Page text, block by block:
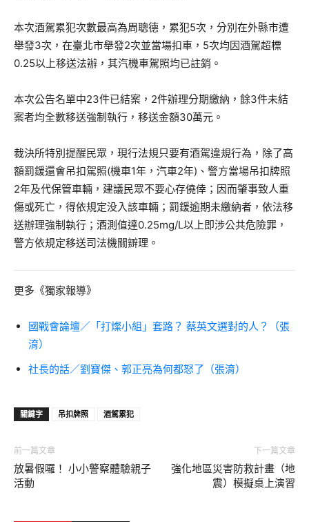
本次酒駕累犯次數最高為周聰德，累犯5次，分別在外縣市遭
舉發3次，在臺北市舉發2次並當場扣車，5次均因酒駕超標
0.25以上移送法辦，其汽機車駕照均已註銷。
本次公告名單中23件已結案，2件辦理分期繳納，餘3件未結
案者均全數移送強制執行，移送金額30萬元。
裁決所特別提醒民眾，現行法規只要有酒駕違規行為，除了高
額罰鍰還會吊扣駕照(機車1年，汽車2年)、警方當場吊扣牌照
2年及代保管車輛，建議民眾不要心存僥倖；因而肇事致人重
傷或死亡，得依規定没入該車輛；罰鍰逾期未繳納者，依法移
送辦理強制執行；酒測值達0.25mg/L以上即涉公共危險罪，
警方依規定移送司法機關辧理。
更多《獨家報導》
國戰會論壇／「打燦小組」套路？ 蔡英文選對的人？（張
淯）
社長的話／劉寶傑、郭正亮為何都怒了（張淯）
關鍵字 吊扣牌照 酒駕累犯
前一篇文章
放暑假囉！ 小小警察體驗親子
活動
下一篇文章
強化地區災害防救計畫（地
震）模擬桌上演習